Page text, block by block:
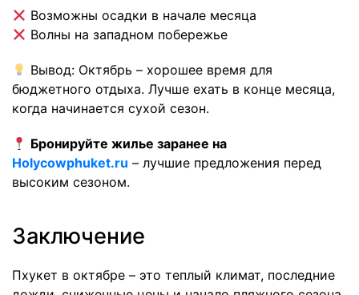
Возможны осадки в начале месяца
Волны на западном побережье
Вывод: Октябрь – хорошее время для
бюджетного отдыха. Лучше ехать в конце месяца,
когда начинается сухой сезон.
Бронируйте жилье заранее на
Holycowphuket.ru – лучшие предложения перед
высоким сезоном.
Заключение
Пхукет в октябре – это теплый климат, последние